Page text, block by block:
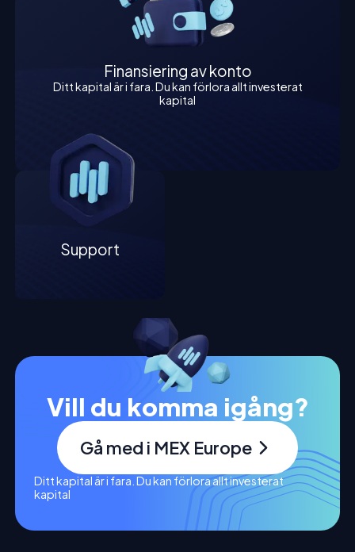
Finansiering av konto
Ditt kapital är i fara. Du kan förlora allt investerat
kapital
Support
Vill du komma igång?
Gå med i MEX Europe
Ditt kapital är i fara. Du kan förlora allt investerat
kapital